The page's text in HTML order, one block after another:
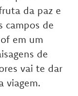
da paz e
​​campos de
em um
de
vai te dar
viagem.